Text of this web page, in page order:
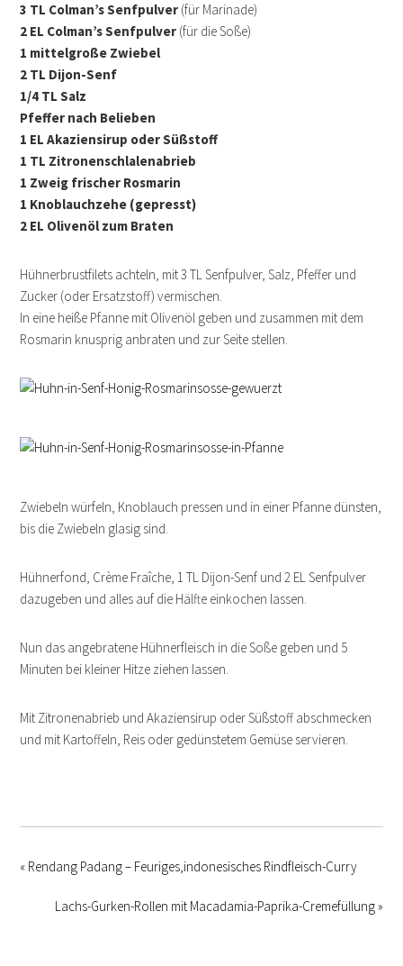
3 TL Colman’s Senfpulver (für Marinade)
2 EL Colman’s Senfpulver (für die Soße)
1 mittelgroße Zwiebel
2 TL Dijon-Senf
1/4 TL Salz
Pfeffer nach Belieben
1 EL Akaziensirup oder Süßstoff
1 TL Zitronenschlalenabrieb
1 Zweig frischer Rosmarin
1 Knoblauchzehe (gepresst)
2 EL Olivenöl zum Braten
Hühnerbrustfilets achteln, mit 3 TL Senfpulver, Salz, Pfeffer und
Zucker (oder Ersatzstoff) vermischen.
In eine heiße Pfanne mit Olivenöl geben und zusammen mit dem
Rosmarin knusprig anbraten und zur Seite stellen.
Zwiebeln würfeln, Knoblauch pressen und in einer Pfanne dünsten,
bis die Zwiebeln glasig sind.
Hühnerfond, Crème Fraîche, 1 TL Dijon-Senf und 2 EL Senfpulver
dazugeben und alles auf die Hälfte einkochen lassen.
Nun das angebratene Hühnerfleisch in die Soße geben und 5
Minuten bei kleiner Hitze ziehen lassen.
Mit Zitronenabrieb und Akaziensirup oder Süßstoff abschmecken
und mit Kartoffeln, Reis oder gedünstetem Gemüse servieren.
« Rendang Padang – Feuriges,indonesisches Rindfleisch-Curry
Lachs-Gurken-Rollen mit Macadamia-Paprika-Cremefüllung »